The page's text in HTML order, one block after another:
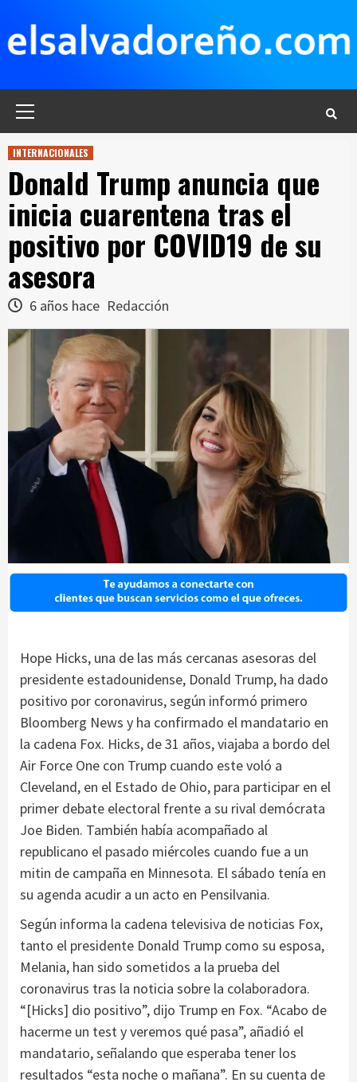
contenido
INTERNACIONALES
Donald Trump anuncia que
inicia cuarentena tras el
positivo por COVID19 de su
asesora
6 años hace Redacción
Hope Hicks, una de las más cercanas asesoras del
presidente estadounidense, Donald Trump, ha dado
positivo por coronavirus, según informó primero
Bloomberg News y ha confirmado el mandatario en
la cadena Fox. Hicks, de 31 años, viajaba a bordo del
Air Force One con Trump cuando este voló a
Cleveland, en el Estado de Ohio, para participar en el
primer debate electoral frente a su rival demócrata
Joe Biden. También había acompañado al
republicano el pasado miércoles cuando fue a un
mitin de campaña en Minnesota. El sábado tenía en
su agenda acudir a un acto en Pensilvania.
Según informa la cadena televisiva de noticias Fox,
tanto el presidente Donald Trump como su esposa,
Melania, han sido sometidos a la prueba del
coronavirus tras la noticia sobre la colaboradora.
“[Hicks] dio positivo”, dijo Trump en Fox. “Acabo de
hacerme un test y veremos qué pasa”, añadió el
mandatario, señalando que esperaba tener los
resultados “esta noche o mañana”. En su cuenta de